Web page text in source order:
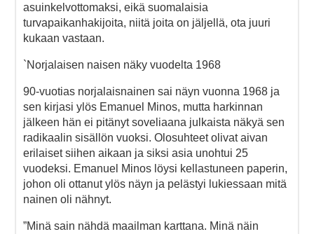
asuinkelvottomaksi, eikä suomalaisia
turvapaikanhakijoita, niitä joita on jäljellä, ota juuri
kukaan vastaan.
`Norjalaisen naisen näky vuodelta 1968
90-vuotias norjalaisnainen sai näyn vuonna 1968 ja
sen kirjasi ylös Emanuel Minos, mutta harkinnan
jälkeen hän ei pitänyt soveliaana julkaista näkyä sen
radikaalin sisällön vuoksi. Olosuhteet olivat aivan
erilaiset siihen aikaan ja siksi asia unohtui 25
vuodeksi. Emanuel Minos löysi kellastuneen paperin,
johon oli ottanut ylös näyn ja pelästyi lukiessaan mitä
nainen oli nähnyt.
”Minä sain nähdä maailman karttana. Minä näin